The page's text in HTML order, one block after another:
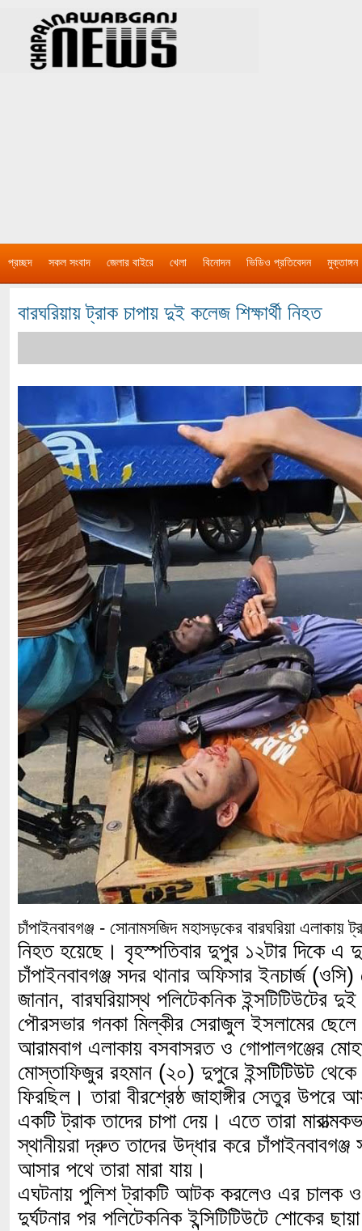
প্রচ্ছদ সকল সংবাদ জেলার বাইরে খেলা বিনোদন ভিডিও প্রতিবেদন মুক্তাঙ্গন
বারঘরিয়ায় ট্রাক চাপায় দুই কলেজ শিক্ষার্থী নিহত
চাঁপাইনবাবগঞ্জ - সোনামসজিদ মহাসড়কের বারঘরিয়া এলাকায়
নিহত হয়েছে। বৃহস্পতিবার দুপুর ১২টার দিকে এ
চাঁপাইনবাবগঞ্জ সদর থানার অফিসার ইনচার্জ
জানান, বারঘরিয়াস্থ পলিটেকনিক ইন্সটিটিউটের দুই
পৌরসভার গনকা মিল্কীর সেরাজুল ইসলামের
আরামবাগ এলাকায় বসবাসরত ও গোপালগঞ্জের
মোস্তাফিজুর রহমান (২০) দুপুরে ইন্সটিটিউট
ফিরছিল। তারা বীরশ্রেষ্ঠ জাহাঙ্গীর সেতুর উপরে
একটি ট্রাক তাদের চাপা দেয়। এতে তারা
স্থানীয়রা দ্রুত তাদের উদ্ধার করে চাঁপাইনবাবগঞ্জ
আসার পথে তারা মারা যায়।
এঘটনায় পুলিশ ট্রাকটি আটক করলেও এর চালক ও
দুর্ঘটনার পর পলিটেকনিক ইন্সিটিটিউটে শোকের